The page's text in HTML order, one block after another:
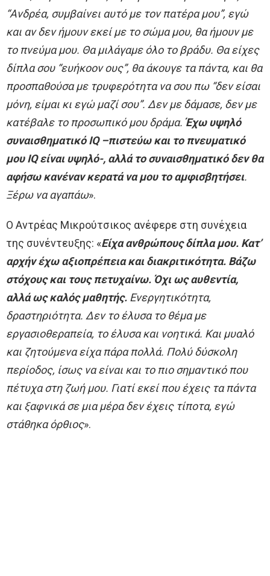
“Ανδρέα, συμβαίνει αυτό με τον πατέρα μου”, εγώ
και αν δεν ήμουν εκεί με το σώμα μου, θα ήμουν με
το πνεύμα μου. Θα μιλάγαμε όλο το βράδυ. Θα είχες
δίπλα σου “ευήκοον ους”, θα άκουγε τα πάντα, και θα
προσπαθούσα με τρυφερότητα να σου πω “δεν είσαι
μόνη, είμαι κι εγώ μαζί σου”. Δεν με δάμασε, δεν με
κατέβαλε το προσωπικό μου δράμα. Έχω υψηλό
συναισθηματικό IQ –πιστεύω και το πνευματικό
μου IQ είναι υψηλό-, αλλά το συναισθηματικό δεν θα
αφήσω κανέναν κερατά να μου το αμφισβητήσει.
Ξέρω να αγαπάω».
Ο Αντρέας Μικρούτσικος ανέφερε στη συνέχεια
της συνέντευξης: «Είχα ανθρώπους δίπλα μου. Κατ’
αρχήν έχω αξιοπρέπεια και διακριτικότητα. Βάζω
στόχους και τους πετυχαίνω. Όχι ως αυθεντία,
αλλά ως καλός μαθητής. Ενεργητικότητα,
δραστηριότητα. Δεν το έλυσα το θέμα με
εργασιοθεραπεία, το έλυσα και νοητικά. Και μυαλό
και ζητούμενα είχα πάρα πολλά. Πολύ δύσκολη
περίοδος, ίσως να είναι και το πιο σημαντικό που
πέτυχα στη ζωή μου. Γιατί εκεί που έχεις τα πάντα
και ξαφνικά σε μια μέρα δεν έχεις τίποτα, εγώ
στάθηκα όρθιος».